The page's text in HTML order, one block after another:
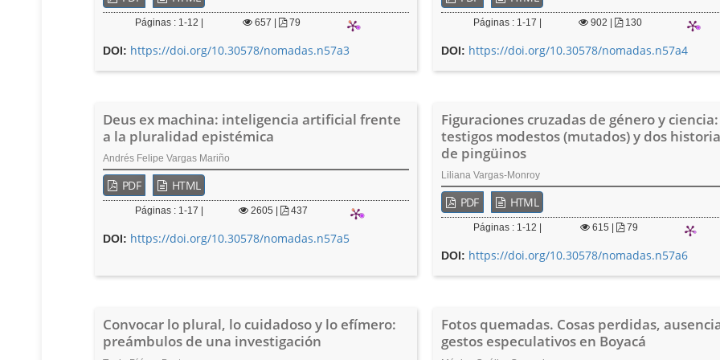
Páginas : 1-12 | 657 79
DOI: https://doi.org/10.30578/nomadas.n57a3
Páginas : 1-17 | 902 130
DOI: https://doi.org/10.30578/nomadas.n57a4
Deus ex machina: inteligencia artificial frente
a la pluralidad epistémica
Andrés Felipe Vargas Mariño
PDF HTML
Páginas : 1-17 | 2605 437
DOI: https://doi.org/10.30578/nomadas.n57a5
Figuraciones cruzadas de género y ciencia:
testigos modestos (mutados) y dos
de pingüinos
Liliana Vargas-Monroy
PDF HTML
Páginas : 1-12 | 615 79
DOI: https://doi.org/10.30578/nomadas.n57a6
Convocar lo plural, lo cuidadoso y lo efímero:
preámbulos de una investigación
Fotos quemadas. Cosas perdidas,
gestos especulativos en Boyacá